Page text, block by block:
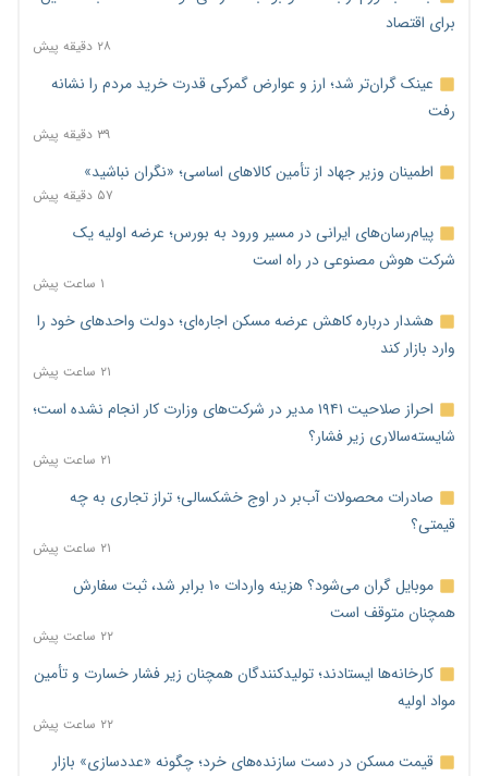
برای اقتصاد
۲۸ دقیقه پیش
عینک گران‌تر شد؛ ارز و عوارض گمرکی قدرت خرید مردم را نشانه
رفت
۳۹ دقیقه پیش
اطمینان وزیر جهاد از تأمین کالاهای اساسی؛ «نگران نباشید»
۵۷ دقیقه پیش
پیام‌رسان‌های ایرانی در مسیر ورود به بورس؛ عرضه اولیه یک
شرکت هوش مصنوعی در راه است
۱ ساعت پیش
هشدار درباره کاهش عرضه مسکن اجاره‌ای؛ دولت واحدهای خود را
وارد بازار کند
۲۱ ساعت پیش
احراز صلاحیت ۱۹۴۱ مدیر در شرکت‌های وزارت کار انجام نشده است؛
شایسته‌سالاری زیر فشار؟
۲۱ ساعت پیش
صادرات محصولات آب‌بر در اوج خشکسالی؛ تراز تجاری به چه
قیمتی؟
۲۱ ساعت پیش
موبایل گران می‌شود؟ هزینه واردات ۱۰ برابر شد، ثبت سفارش
همچنان متوقف است
۲۲ ساعت پیش
کارخانه‌ها ایستادند؛ تولیدکنندگان همچنان زیر فشار خسارت و تأمین
مواد اولیه
۲۲ ساعت پیش
قیمت مسکن در دست سازنده‌های خرد؛ چگونه «عددسازی» بازار